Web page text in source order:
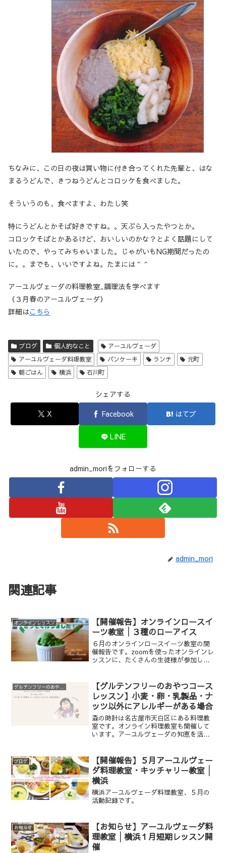
ちなみに、この日の夜は買い物に付き合ってくれた先輩と、はな
まるうどんで、きつねうどんとコロッケを食べました。
そういうのも、食べますよ、わたし笑
特にうどんとかそば好きですね。。天ぷら入ったやつとか。
コロッケそばとかあるけど、おいしいのかな？とよく話題にして
いたので、やってみちゃいました。じゃがいもNG期間だったの
に。。までも、いいですよね。たまには＾＾
アーユルヴェーダの料理教室_調理法を学べます
（３月春のアーユルヴェーダ）
詳細はこちら
ブログ 個人的なこと
アーユルヴェーダ
アーユルヴェーダ料理教室
パンケーキ ランチ
元町
朝ごはん
横浜 石川町
シェアする
X
Facebook はてブ
LINE
admin_moriをフォローする
admin_mori
関連記事
オンラインレッスン
【開催報告】オンラインロースイ
ーツ教室│３種のローアイス
６月のオンラインロースイーツ教室の開
催報告です。zoomを使ったオンラインレ
ッスンに、たくさんの生徒様が参加して
【グルテンフリーのおやつコース
レッスン】小麦・卵・乳製品・ナ
ッツ以外にアレルギーがある場合
森の時計は名古屋市天白区にある料理教
室です。オンライン料理教室も開催して
います。アーユルヴェーダの知恵を活か
ブログ
【開催報告】５月アーユルヴェー
ダ料理教室・キッチャリー教室│
横浜
横浜アーユルヴェーダ料理教室、５月の
活動記録です。
お知らせ
【お知らせ】アーユルヴェーダ料
理教室│横浜１月短期レッスン開
催